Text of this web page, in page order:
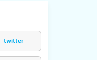
twitter